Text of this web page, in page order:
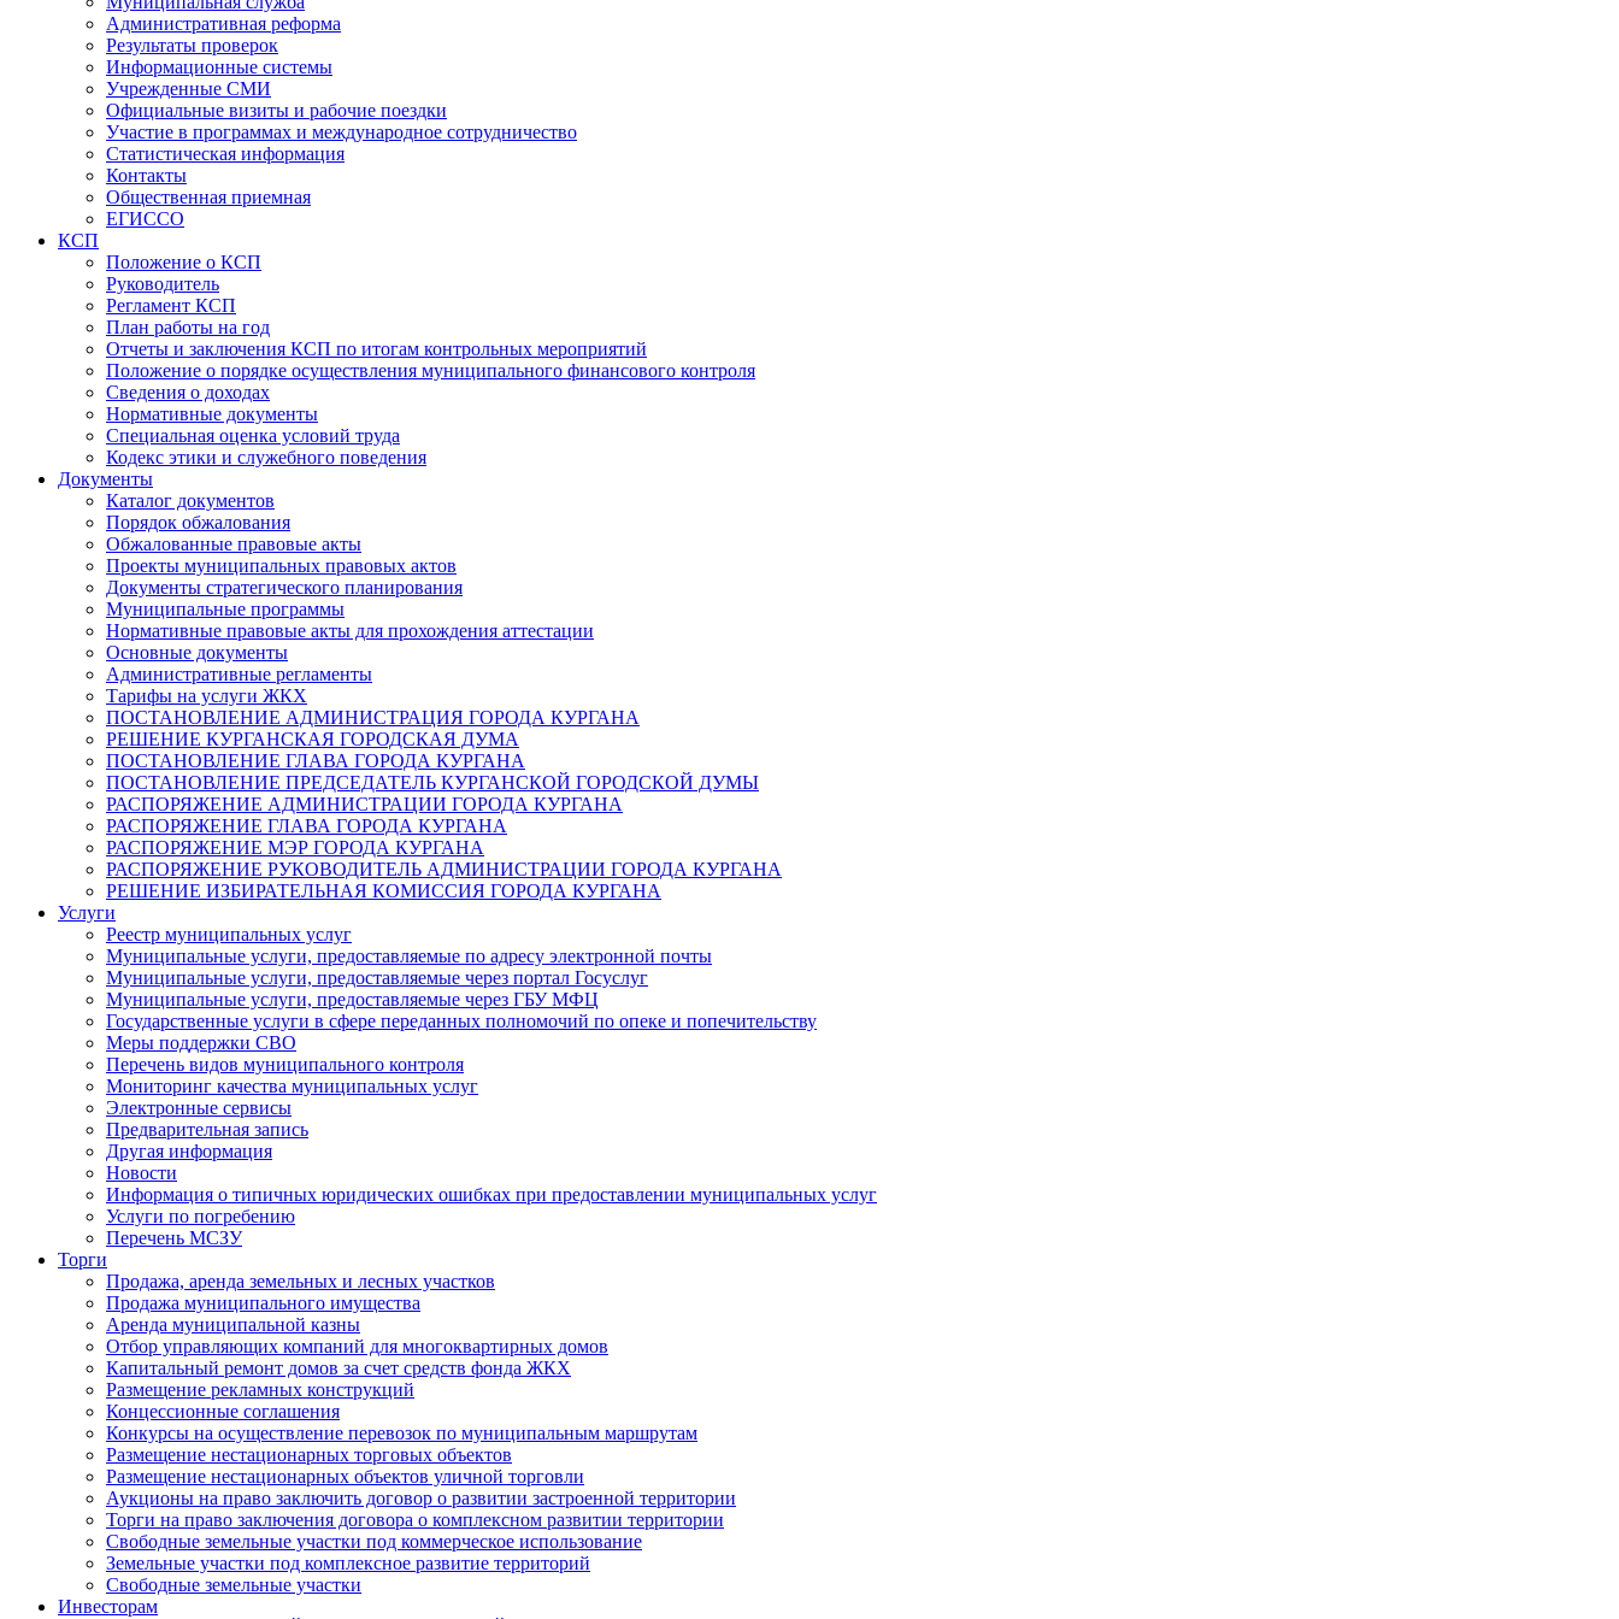
Административная реформа
Результаты проверок
Информационные системы
Учрежденные СМИ
Официальные визиты и рабочие поездки
Участие в программах и международное сотрудничество
Статистическая информация
Контакты
Общественная приемная
ЕГИССО
КСП
Положение о КСП
Руководитель
Регламент КСП
План работы на год
Отчеты и заключения КСП по итогам контрольных мероприятий
Положение о порядке осуществления муниципального финансового контроля
Сведения о доходах
Нормативные документы
Специальная оценка условий труда
Кодекс этики и служебного поведения
Документы
Каталог документов
Порядок обжалования
Обжалованные правовые акты
Проекты муниципальных правовых актов
Документы стратегического планирования
Муниципальные программы
Нормативные правовые акты для прохождения аттестации
Основные документы
Административные регламенты
Тарифы на услуги ЖКХ
ПОСТАНОВЛЕНИЕ АДМИНИСТРАЦИЯ ГОРОДА КУРГАНА
РЕШЕНИЕ КУРГАНСКАЯ ГОРОДСКАЯ ДУМА
ПОСТАНОВЛЕНИЕ ГЛАВА ГОРОДА КУРГАНА
ПОСТАНОВЛЕНИЕ ПРЕДСЕДАТЕЛЬ КУРГАНСКОЙ ГОРОДСКОЙ ДУМЫ
РАСПОРЯЖЕНИЕ АДМИНИСТРАЦИИ ГОРОДА КУРГАНА
РАСПОРЯЖЕНИЕ ГЛАВА ГОРОДА КУРГАНА
РАСПОРЯЖЕНИЕ МЭР ГОРОДА КУРГАНА
РАСПОРЯЖЕНИЕ РУКОВОДИТЕЛЬ АДМИНИСТРАЦИИ ГОРОДА КУРГАНА
РЕШЕНИЕ ИЗБИРАТЕЛЬНАЯ КОМИССИЯ ГОРОДА КУРГАНА
Услуги
Реестр муниципальных услуг
Муниципальные услуги, предоставляемые по адресу электронной почты
Муниципальные услуги, предоставляемые через портал Госуслуг
Муниципальные услуги, предоставляемые через ГБУ МФЦ
Государственные услуги в сфере переданных полномочий по опеке и попечительству
Меры поддержки СВО
Перечень видов муниципального контроля
Мониторинг качества муниципальных услуг
Электронные сервисы
Предварительная запись
Другая информация
Новости
Информация о типичных юридических ошибках при предоставлении муниципальных услуг
Услуги по погребению
Перечень МСЗУ
Торги
Продажа, аренда земельных и лесных участков
Продажа муниципального имущества
Аренда муниципальной казны
Отбор управляющих компаний для многоквартирных домов
Капитальный ремонт домов за счет средств фонда ЖКХ
Размещение рекламных конструкций
Концессионные соглашения
Конкурсы на осуществление перевозок по муниципальным маршрутам
Размещение нестационарных торговых объектов
Размещение нестационарных объектов уличной торговли
Аукционы на право заключить договор о развитии застроенной территории
Торги на право заключения договора о комплексном развитии территории
Свободные земельные участки под коммерческое использование
Земельные участки под комплексное развитие территорий
Свободные земельные участки
Инвесторам